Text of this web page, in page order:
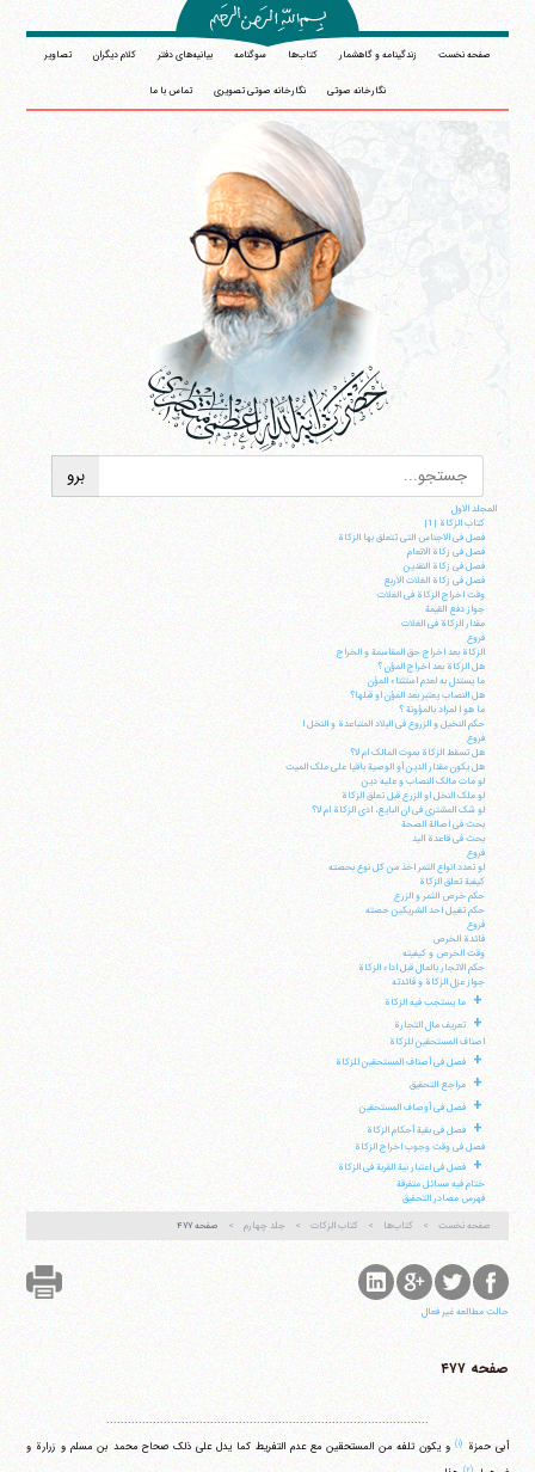
صفحه نخست زندگینامه و گاهشمار کتاب‌ها سوگنامه بیانیه‌های دفتر کلام دیگران تصاویر
نگارخانه صوتی نگارخانه صوتی تصویری تماس با ما
المجلد الاول
کتاب الزکاة |1|
فصل فی الاجناس التی تتعلق بها الزکاة
فصل فی زکاة الانعام
فصل فی زکاة النقدین
فصل فی زکاة الغلات الاربع
وقت اخراج الزکاة فی الغلات
جواز دفع القیمة
مقدار الزکاة فی الغلات
فروع
الزکاة بعد اخراج حق المقاسمة و الخراج
هل الزکاة بعد اخراج المؤن ؟
ما یستدل به لعدم استثناء المؤن
هل النصاب یعتبر بعد المؤن او قبلها؟
ما هو ا لمراد بالمؤونة ؟
حکم النخیل و الزروع فی البلاد المتباعدة و النخل ا
فروع
هل تسقط الزکاة بموت المالک ام لا؟
هل یکون مقدار الدین أو الوصیة باقیا علی ملک المیت
لو مات مالک النصاب و علیه دین
لو ملک النخل او الزرع قبل تعلق الزکاة
لو شک المشتری فی ان البایع، ادی الزکاة ام لا؟
بحث فی اصالة الصحة
بحث فی قاعدة الید
فروع
لو تعدد انواع التمر اخذ من کل نوع بحصته
کیفیة تعلق الزکاة
حکم خرص الثمر و الزرع
حکم تقبیل احد الشریکین حصته
فروع
فائدة الخرص
وقت الخرص و کیفیته
حکم الاتجار بالمال قبل اداء الزکاة
جواز عزل الزکاة و فائدته
+ ما یستجب فیه الزکاة
+
تعریف مال التجارة
اصناف المستحقین للزکاة
+ فصل فی أصناف المستحقین للزکاة
+ مراجع التحقیق
+ فصل فی أوصاف المستحقین
+
فصل فی بقیة أحکام الزکاة
فصل فی وقت وجوب اخراج الزکاة
+
فصل فی اعتبار نیة القربة فی الزکاة
ختام فیه مسائل متفرقة
فهرس مصادر التحقیق
صفحه نخست
کتاب‌ها کتاب الزکات جلد چهارم صفحه ۴۷۷
حالت مطالعه غیر فعال
صفحه ۴۷۷
..........................................................................................
أبی حمزة (۱) و یکون تلفه من المستحقین مع عدم التفریط کما یدل علی ذلک صحاح محمد بن مسلم و زرارة و
(۲)
وب سایت رسمی آیت‌الله منتظری
شماره ٨
تلفن 37740011-25-98+ تا 14